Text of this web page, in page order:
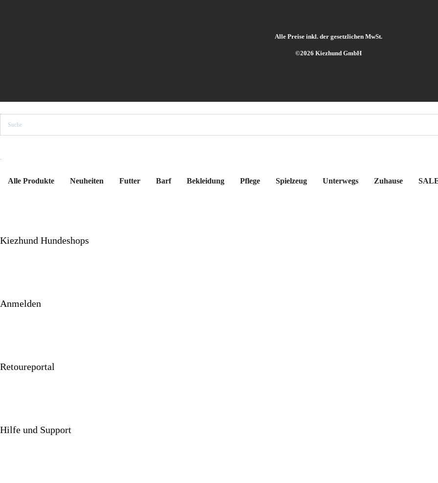
Alle Preise inkl. der gesetzlichen MwSt.
©2026 Kiezhund GmbH
Alle Produkte Neuheiten Futter Barf Bekleidung Pflege Spielzeug Unterwegs Zuhause
Kiezhund Hundeshops
Anmelden
Retoureportal
Hilfe und Support